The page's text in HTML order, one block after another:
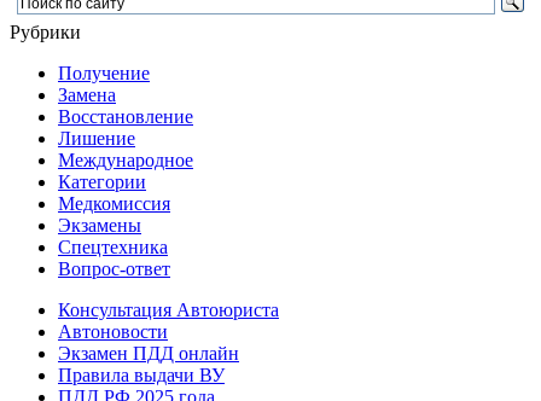
Рубрики
Получение
Замена
Восстановление
Лишение
Международное
Категории
Медкомиссия
Экзамены
Спецтехника
Вопрос-ответ
Консультация Автоюриста
Автоновости
Экзамен ПДД онлайн
Правила выдачи ВУ
ПДД РФ 2025 года